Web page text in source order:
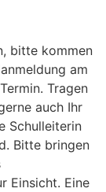
bitte kommen
am
Tragen
auch Ihr
Schulleiterin
Bitte bringen
Einsicht. Eine